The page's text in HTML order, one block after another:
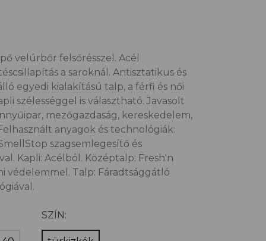
velúrbőr felsőrésszel. Acél
a saroknál. Antisztatikus és
egyedi kialakítású talp, a férfi és női
szélességgel is választható. Javasolt
mezőgazdaság, kereskedelem,
anyagok és technológiák:
szagsemlegesítő és
Kapli: Acélból. Középtalp: Fresh'n
védelemmel. Talp: Fáradtsággátló
SZÍN: